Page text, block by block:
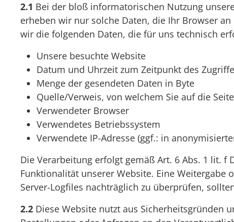
2.1 Bei der bloß informatorischen Nutzung
erheben wir nur solche Daten, die Ihr Browser
wir die folgenden Daten, die für uns technisch
Unsere besuchte Website
Datum und Uhrzeit zum Zeitpunkt des
Menge der gesendeten Daten in Byte
Quelle/Verweis, von welchem Sie auf die
Verwendeter Browser
Verwendetes Betriebssystem
Verwendete IP-Adresse (ggf.: in
Die Verarbeitung erfolgt gemäß Art. 6 Abs. 1 lit. f
Funktionalität unserer Website. Eine
Server-Logfiles nachträglich zu überprüfen,
2.2 Diese Website nutzt aus Sicherheitsgründen